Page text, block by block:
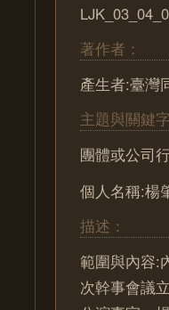
著作者：
產生者:臺灣
主題與關鍵
團體或公司
個人名稱:楊
描述：
範圍與內容:
次幹事會議